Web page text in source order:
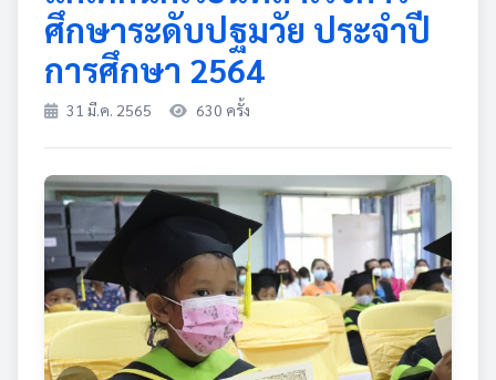
ศึกษาระดับปฐมวัย ประจำปี
การศึกษา 2564
31 มี.ค. 2565 630 ครั้ง